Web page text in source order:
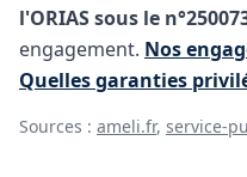
l'ORIAS sous le
engagement. Nos
Quelles garanties
Sources : ameli.fr, service-